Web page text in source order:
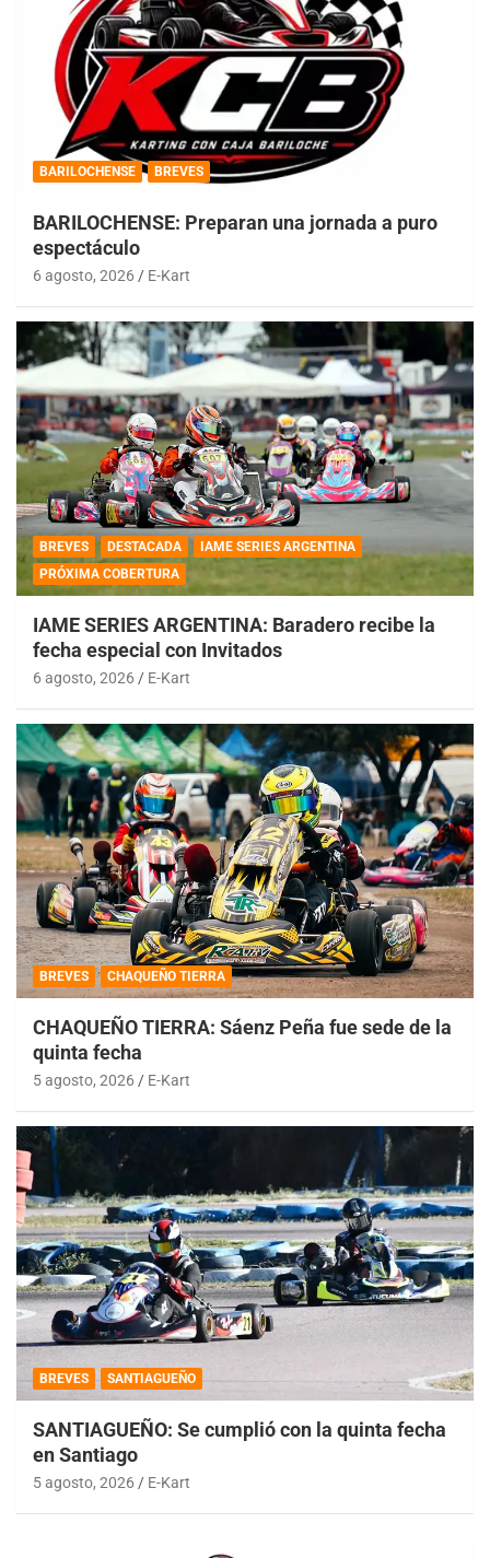
BARILOCHENSE BREVES
BARILOCHENSE: Preparan una jornada a puro
espectáculo
6 agosto, 2026 E-Kart
BREVES DESTACADA
IAME SERIES ARGENTINA
PRÓXIMA COBERTURA
IAME SERIES ARGENTINA: Baradero recibe la
fecha especial con Invitados
6 agosto, 2026 E-Kart
BREVES CHAQUEÑO TIERRA
CHAQUEÑO TIERRA: Sáenz Peña fue sede de la
quinta fecha
5 agosto, 2026 E-Kart
BREVES SANTIAGUEÑO
SANTIAGUEÑO: Se cumplió con la quinta fecha
en Santiago
5 agosto, 2026 E-Kart